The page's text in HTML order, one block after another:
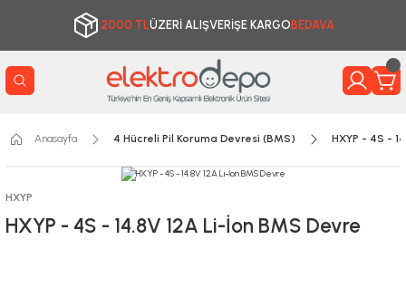
2000 TLÜZERİ ALIŞVERİŞE KARGO BEDAVA
Anasayfa 4 Hücreli Pil Koruma Devresi (BMS) HXYP - 4S -
HXYP
HXYP - 4S - 14.8V 12A Li-İon BMS Devre